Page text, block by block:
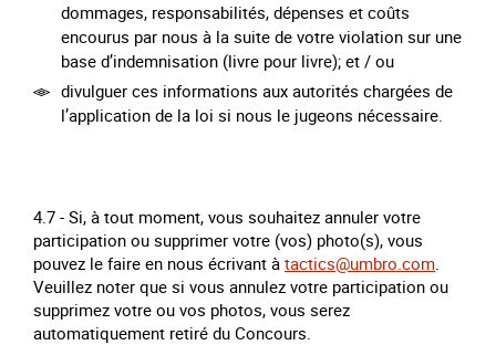
dommages, responsabilités, dépenses et coûts
encourus par nous à la suite de votre violation sur une
base d’indemnisation (livre pour livre); et / ou
divulguer ces informations aux autorités chargées de
l’application de la loi si nous le jugeons nécessaire.
4.7 - Si, à tout moment, vous souhaitez annuler votre
participation ou supprimer votre (vos) photo(s), vous
pouvez le faire en nous écrivant à tactics@umbro.com.
Veuillez noter que si vous annulez votre participation ou
supprimez votre ou vos photos, vous serez
automatiquement retiré du Concours.